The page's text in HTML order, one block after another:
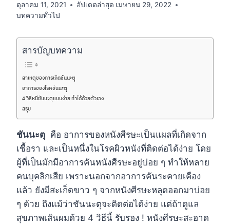
ตุลาคม 11, 2021 อัปเดตล่าสุด เมษายน 29, 2022
บทความทั่วไป
สารบัญบทความ
สาเหตุของการเกิดชันนะตุ
อาการของโรคชันนะตุ
4 วิธีหนีชันนะตุแบบง่าย ทำได้ด้วยตัวเอง
สรุป
ชันนะตุ คือ อาการของหนังศีรษะเป็นแผลที่เกิดจาก
เชื้อรา และเป็นหนึ่งในโรคผิวหนังที่ติดต่อได้ง่าย โดย
ผู้ที่เป็นมักมีอาการคันหนังศีรษะอยู่บ่อย ๆ ทำให้หลาย
คนบุคลิกเสีย เพราะนอกจากอาการคันระคายเคือง
แล้ว ยังมีสะเก็ดขาว ๆ จากหนังศีรษะหลุดออกมาบ่อย
ๆ ด้วย ถึงแม้ว่าชันนะตุจะติดต่อได้ง่าย แต่ถ้าดูแล
สุขภาพเส้นผมด้วย 4 วิธีนี้ รับรอง ! หนังศีรษะสะอาด